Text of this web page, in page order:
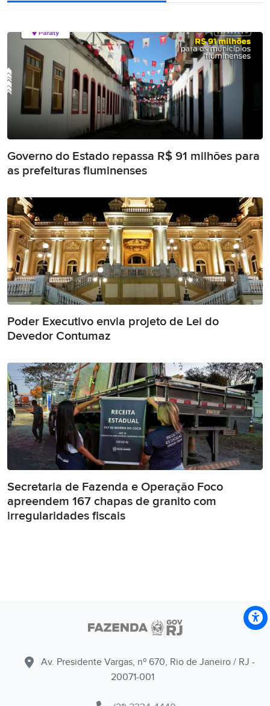
Governo do Estado repassa R$ 91 milhões para
as prefeituras fluminenses
Poder Executivo envia projeto de Lei do
Devedor Contumaz
Secretaria de Fazenda e Operação Foco
apreendem 167 chapas de granito com
irregularidades fiscais
Av. Presidente Vargas, nº 670, Rio de Janeiro / RJ -
20071-001